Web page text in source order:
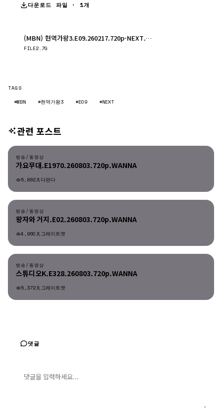
다운로드 파일 · 1개
(MBN) 현역가왕3.E09.260217.720p-NEXT.mp4
FILE2.7G
TAGS
#MBN
#현역가왕3 #E09 #NEXT
관련 포스트
방송/동영상
방송/동영상
가요무대.E1970.260803.720p.WANNA
5,882 다판다
방송/동영상
왕자와 거지.E02.260803.720p.WANNA
4,960 그레이트캣
방송/동영상
스튜디오K.E328.260803.720p.WANNA
5,372 그레이트캣
댓글